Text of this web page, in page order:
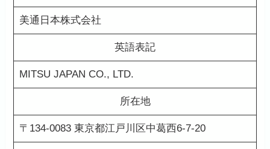
美通日本株式会社
英語表記
MITSU JAPAN CO., LTD.
所在地
〒134-0083 東京都江戸川区中葛西6-7-20